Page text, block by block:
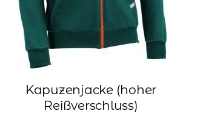
Kapuzenjacke (hoher
Reißverschluss)